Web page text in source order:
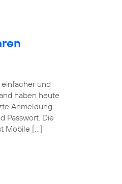
und
haben heute
Anmeldung
Passwort. Die
Mobile […]